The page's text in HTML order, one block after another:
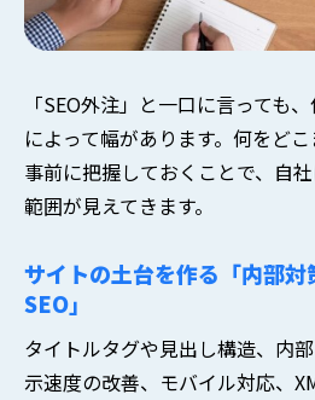
「SEO外注」と一口に言っても
によって幅があります。何をど
事前に把握しておくことで、自
範囲が見えてきます。
サイトの土台を作る「内部
SEO」
タイトルタグや見出し構造、内
示速度の改善、モバイル対応、